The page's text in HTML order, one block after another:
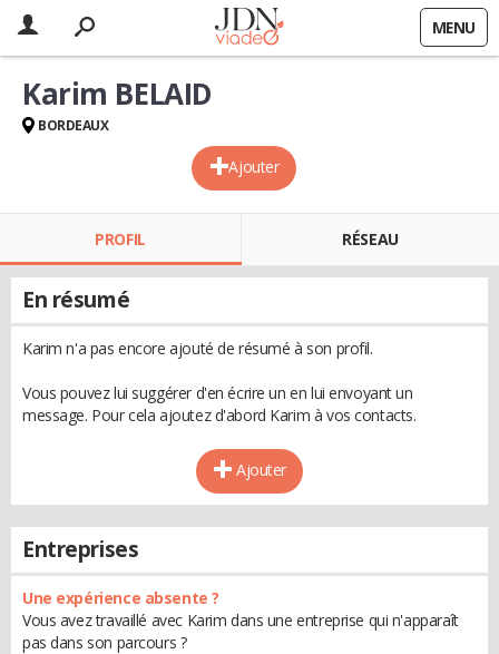
MENU
Ajouter
Karim BELAID
BORDEAUX
PROFIL RÉSEAU
En résumé
Karim n'a pas encore ajouté de résumé à son profil.
Vous pouvez lui suggérer d'en écrire un en lui envoyant un
message. Pour cela ajoutez d'abord Karim à vos contacts.
Ajouter
Entreprises
Une expérience absente ?
Vous avez travaillé avec Karim dans une entreprise qui n'apparaît
pas dans son parcours ?